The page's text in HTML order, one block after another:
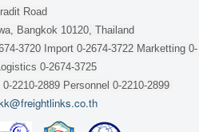
Road
Bangkok 10120, Thailand
3720 Import 0-2674-3722 Marketting 0-
0-2674-3725
2210-2889 Personnel 0-2210-2899